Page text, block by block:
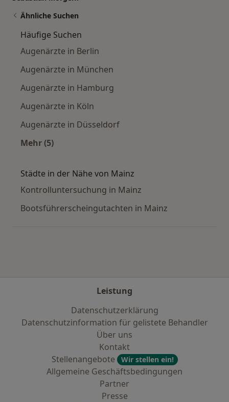
Ähnliche Suchen
Häufige Suchen
Augenärzte in Berlin
Augenärzte in München
Augenärzte in Hamburg
Augenärzte in Köln
Augenärzte in Düsseldorf
Mehr (5)
Städte in der Nähe von Mainz
Kontrolluntersuchung in Mainz
Bootsführerscheingutachten in Mainz
Leistung
Datenschutzerklärung
Datenschutzinformation für gelistete Behandler
Über uns
Kontakt
Stellenangebote
Wir stellen ein!
Allgemeine Geschäftsbedingungen
Partner
Presse